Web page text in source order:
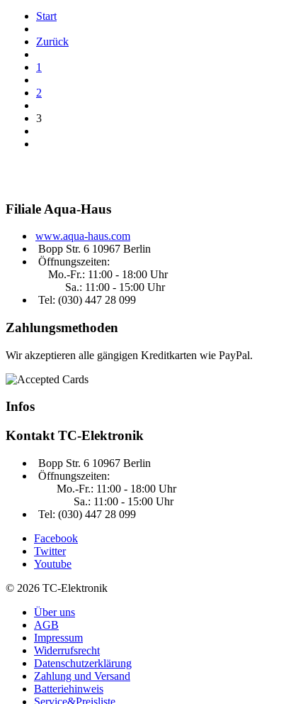
Start
Zurück
1
2
3
Filiale Aqua-Haus
www.aqua-haus.com
Bopp Str. 6 10967 Berlin
Öffnungszeiten:
Mo.-Fr.: 11:00 - 18:00 Uhr
Sa.: 11:00 - 15:00 Uhr
Tel: (030) 447 28 099
Zahlungsmethoden
Wir akzeptieren alle gängigen Kreditkarten wie PayPal.
Infos
Kontakt TC-Elektronik
Bopp Str. 6 10967 Berlin
Öffnungszeiten:
Mo.-Fr.: 11:00 - 18:00 Uhr
Sa.: 11:00 - 15:00 Uhr
Tel: (030) 447 28 099
Facebook
Twitter
Youtube
© 2026 TC-Elektronik
Über uns
AGB
Impressum
Widerrufsrecht
Datenschutzerklärung
Zahlung und Versand
Batteriehinweis
Service&Preisliste